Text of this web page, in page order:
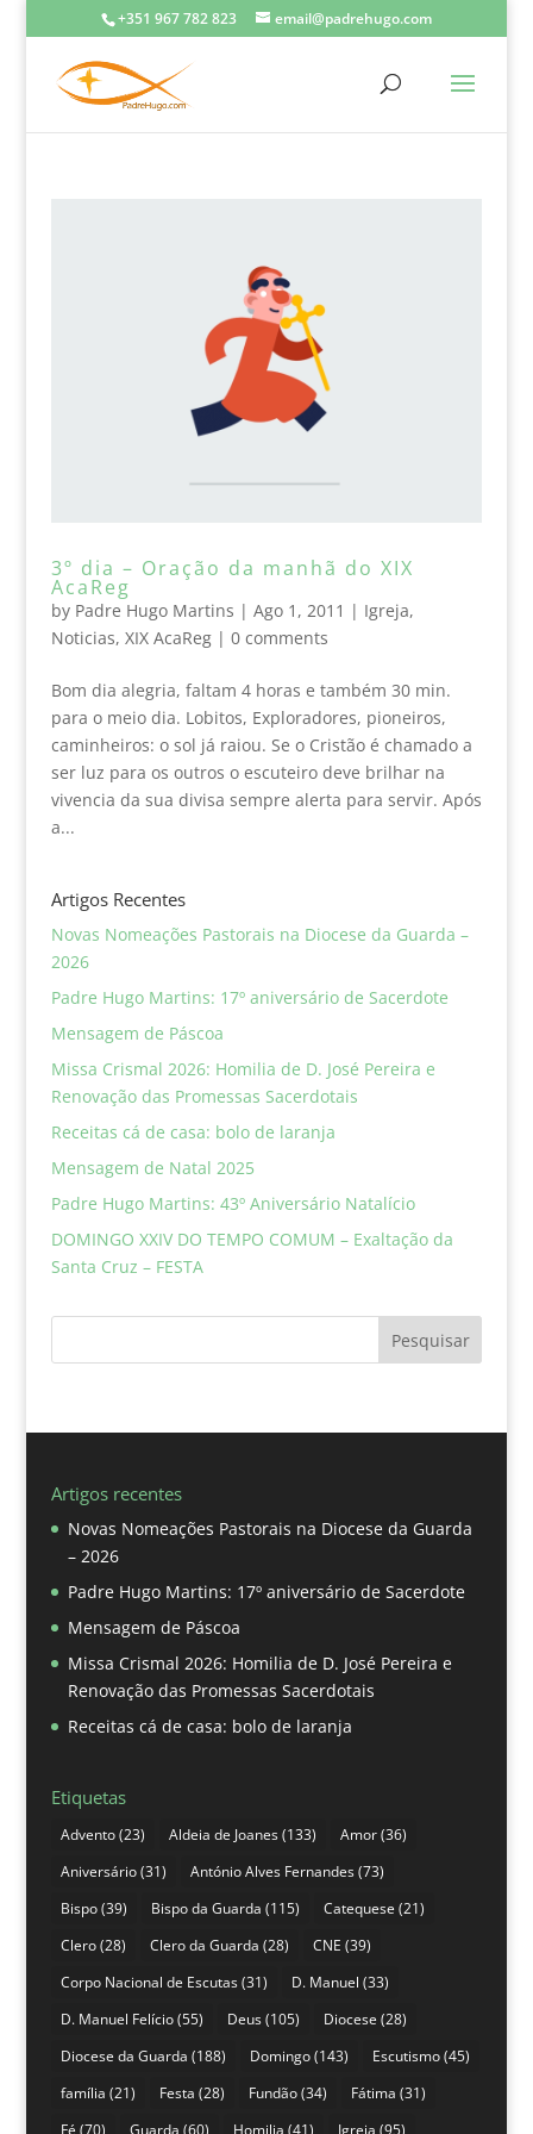
+351 967 782 823 email@padrehugo.com
3º dia – Oração da manhã do XIX
AcaReg
by Padre Hugo Martins | Ago 1, 2011 | Igreja,
Noticias, XIX AcaReg| 0 comments
Bom dia alegria, faltam 4 horas e também 30 min.
para o meio dia. Lobitos, Exploradores, pioneiros,
caminheiros: o sol já raiou. Se o Cristão é chamado a
ser luz para os outros o escuteiro deve brilhar na
vivencia da sua divisa sempre alerta para servir. Após
a...
Artigos Recentes
Novas Nomeações Pastorais na Diocese da Guarda –
2026
Padre Hugo Martins: 17º aniversário de Sacerdote
Mensagem de Páscoa
Missa Crismal 2026: Homilia de D. José Pereira e
Renovação das Promessas Sacerdotais
Receitas cá de casa: bolo de laranja
Mensagem de Natal 2025
Padre Hugo Martins: 43º Aniversário Natalício
DOMINGO XXIV DO TEMPO COMUM – Exaltação da
Santa Cruz – FESTA
Pesquisar
Artigos recentes
Novas Nomeações Pastorais na Diocese da Guarda
– 2026
Padre Hugo Martins: 17º aniversário de Sacerdote
Mensagem de Páscoa
Missa Crismal 2026: Homilia de D. José Pereira e
Renovação das Promessas Sacerdotais
Receitas cá de casa: bolo de laranja
Etiquetas
Advento(23) Aldeia de Joanes(133) Amor(36)
Aniversário(31) António Alves Fernandes(73)
Bispo(39) Bispo da Guarda (115) Catequese (21)
Clero(28) Clero da Guarda (28) CNE (39)
Corpo Nacional de Escutas(31) D. Manuel (33)
D. Manuel Felício(55) Deus(105) Diocese (28)
Diocese da Guarda (188) Domingo(143) Escutismo(45)
família (21) Festa (28) Fundão(34) Fátima (31)